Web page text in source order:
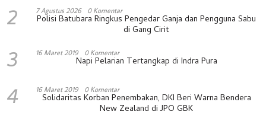
2 7 Agustus 2026 0 Komentar
Polisi Batubara Ringkus Pengedar Ganja dan Pengguna Sabu
di Gang Cirit
3 16 Maret 2019 0 Komentar
Napi Pelarian Tertangkap di Indra Pura
4 16 Maret 2019 0 Komentar
Solidaritas Korban Penembakan, DKI Beri Warna Bendera
New Zealand di JPO GBK